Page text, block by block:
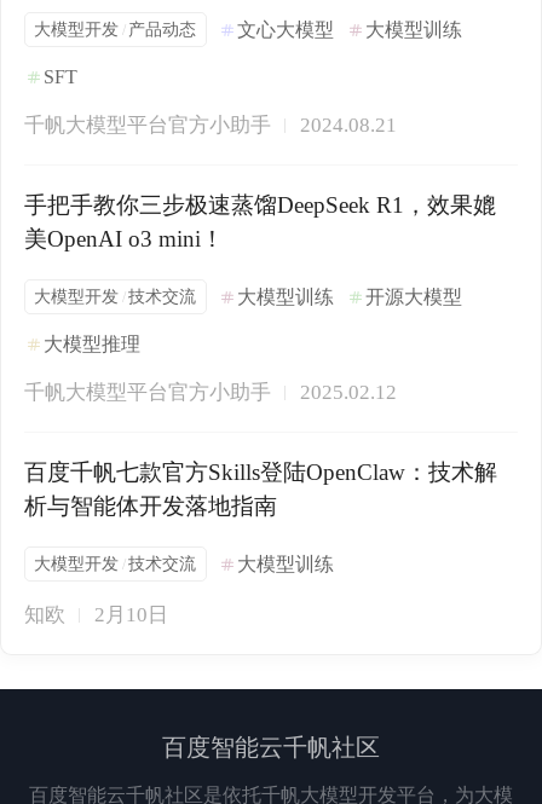
大模型开发 / 产品动态 文心大模型 大模型训练
SFT
千帆大模型平台官方小助手 2024.08.21
手把手教你三步极速蒸馏DeepSeek R1，效果媲
美OpenAI o3 mini！
大模型开发 /技术交流 大模型训练 开源大模型
大模型推理
千帆大模型平台官方小助手 2025.02.12
百度千帆七款官方Skills登陆OpenClaw：技术解
析与智能体开发落地指南
大模型开发 /技术交流 大模型训练
知欧 2月10日
百度智能云千帆社区
百度智能云千帆社区是依托千帆大模型开发平台，为大模